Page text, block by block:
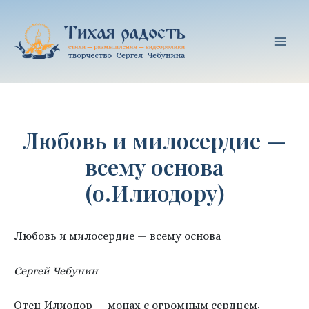
содержимому
Любовь и милосердие —
всему основа
(о.Илиодору)
Любовь и милосердие — всему основа
Сергей Чебунин
Отец Илиодор — монах с огромным сердцем,